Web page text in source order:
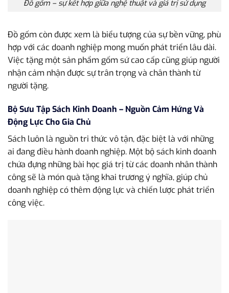
Đồ gốm – sự kết hợp giữa nghệ thuật và giá trị sử dụng
Đồ gốm còn được xem là biểu tượng của sự bền vững, phù
hợp với các doanh nghiệp mong muốn phát triển lâu dài.
Việc tặng một sản phẩm gốm sứ cao cấp cũng giúp người
nhận cảm nhận được sự trân trọng và chân thành từ
người tặng.
Bộ Sưu Tập Sách Kinh Doanh – Nguồn Cảm Hứng Và
Động Lực Cho Gia Chủ
Sách luôn là nguồn tri thức vô tận, đặc biệt là với những
ai đang điều hành doanh nghiệp. Một bộ sách kinh doanh
chứa đựng những bài học giá trị từ các doanh nhân thành
công sẽ là món quà tặng khai trương ý nghĩa, giúp chủ
doanh nghiệp có thêm động lực và chiến lược phát triển
công việc.